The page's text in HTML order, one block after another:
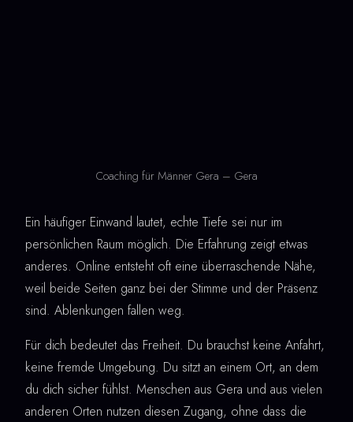
Coaching für Männer Gera – Gera
Ein häufiger Einwand lautet, echte Tiefe sei nur im
persönlichen Raum möglich. Die Erfahrung zeigt etwas
anderes. Online entsteht oft eine überraschende Nähe,
weil beide Seiten ganz bei der Stimme und der Präsenz
sind. Ablenkungen fallen weg.
Für dich bedeutet das Freiheit. Du brauchst keine Anfahrt,
keine fremde Umgebung. Du sitzt an einem Ort, an dem
du dich sicher fühlst. Menschen aus Gera und aus vielen
anderen Orten nutzen diesen Zugang, ohne dass die